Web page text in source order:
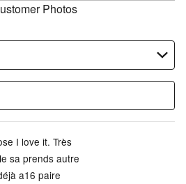
Photos
I love it. Très
sa prends autre
a16 paire